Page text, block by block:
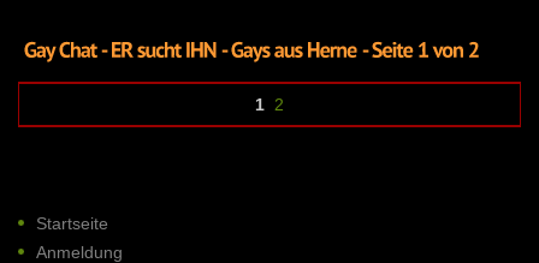
1 2
Startseite
Anmeldung